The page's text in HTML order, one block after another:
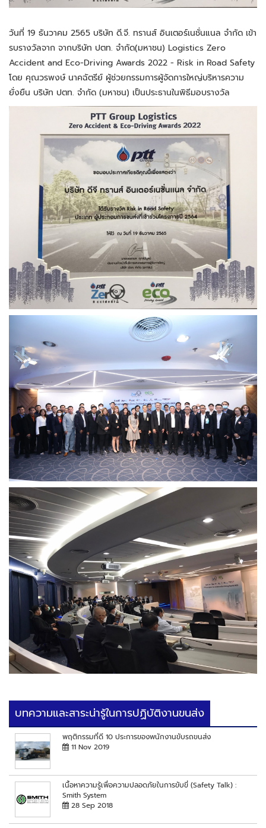
วันที่ 19 ธันวาคม 2565 บริษัท ดี.จี. ทรานส์ อินเตอร์เนชั่นแนล จำกัด เข้า
รบรางวัลจาก จากบริษัท ปตท. จำกัด(มหาชน) Logistics Zero
Accident and Eco-Driving Awards 2022 - Risk in Road Safety
โดย คุณวรพงษ์ นาคฉัตรีย์ ผู้ช่วยกรรมการผู้จัดการใหญ่บริหารความ
ยั่งยืน บริษัท ปตท. จำกัด (มหาชน) เป็นประธานในพิธีมอบรางวัล
บทความและสาระน่ารู้ในการปฏิบัติงานขนส่ง
พฤติกรรมที่ดี 10 ประการของพนักงานขับรถขนส่ง
11 Nov 2019
เนื้อหาความรู้เพื่อความปลอดภัยในการขับขี่ (Safety Talk) :
Smith System
28 Sep 2018